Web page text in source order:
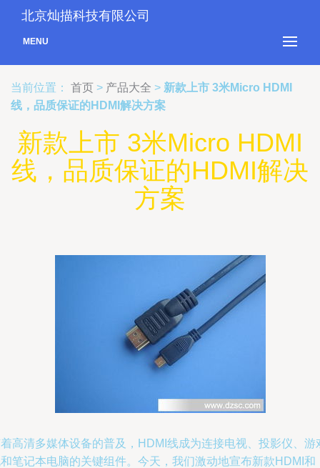
北京灿描科技有限公司
MENU
当前位置： 首页 > 产品大全 > 新款上市 3米Micro HDMI
线，品质保证的HDMI解决方案
新款上市 3米Micro HDMI
线，品质保证的HDMI解决
方案
高清多媒体设备的普及，HDMI线成为连接电视、投影仪、游
笔记本电脑的关键组件。今天，我们激动地宣布新款HDMI和